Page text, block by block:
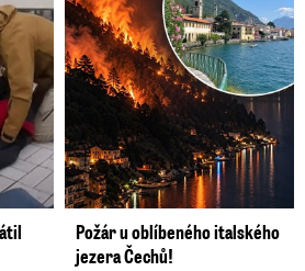
Požár u oblíbeného italského
jezera Čechů!